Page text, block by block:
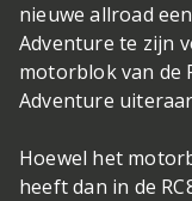
nieuwe allroad
Adventure te zijn
motorblok van de
Adventure
Hoewel het
heeft dan in de